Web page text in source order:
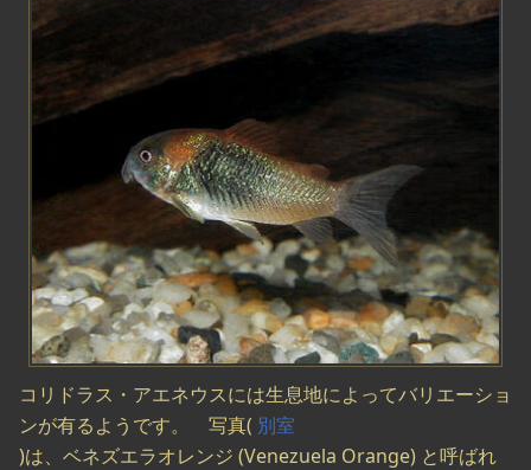
コリドラス・アエネウスには生息地によってバリエーショ
ンが有るようです。 写真( 別室
)は、ベネズエラオレンジ (Venezuela Orange) と呼ばれ